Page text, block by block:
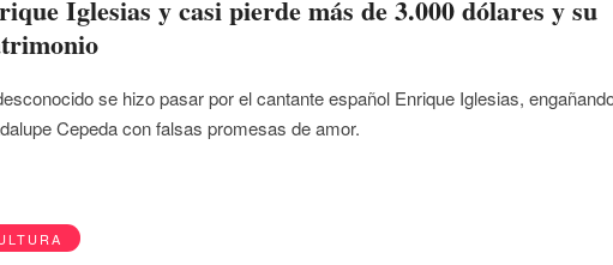
Iglesias y casi pierde más de 3.000 dólares y su
se hizo pasar por el cantante español Enrique Iglesias,
Cepeda con falsas promesas de amor.